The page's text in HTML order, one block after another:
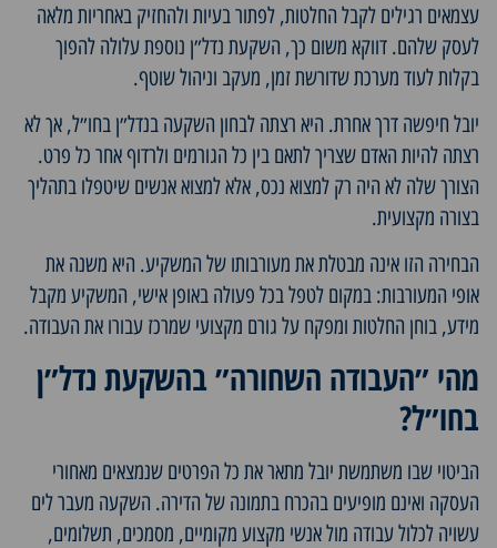
עצמאים רגילים לקבל החלטות, לפתור בעיות ולהחזיק באחריות מלאה
לעסק שלהם. דווקא משום כך, השקעת נדל״ן נוספת עלולה להפוך
בקלות לעוד מערכת שדורשת זמן, מעקב וניהול שוטף.
יובל חיפשה דרך אחרת. היא רצתה לבחון השקעה בנדל״ן בחו״ל, אך לא
רצתה להיות האדם שצריך לתאם בין כל הגורמים ולרדוף אחר כל פרט.
הצורך שלה לא היה רק למצוא נכס, אלא למצוא אנשים שיטפלו בתהליך
בצורה מקצועית.
הבחירה הזו אינה מבטלת את מעורבותו של המשקיע. היא משנה את
אופי המעורבות: במקום לטפל בכל פעולה באופן אישי, המשקיע מקבל
מידע, בוחן החלטות ומפקח על גורם מקצועי שמרכז עבורו את העבודה.
מהי ״העבודה השחורה״ בהשקעת נדל״ן
בחו״ל?
הביטוי שבו משתמשת יובל מתאר את כל הפרטים שנמצאים מאחורי
העסקה ואינם מופיעים בהכרח בתמונה של הדירה. השקעה מעבר לים
עשויה לכלול עבודה מול אנשי מקצוע מקומיים, מסמכים, תשלומים,